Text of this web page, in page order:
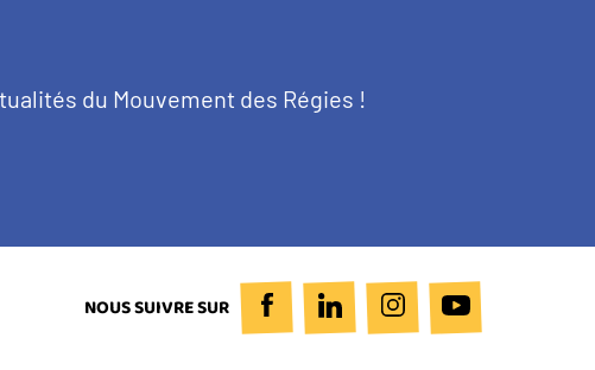
du Mouvement des Régies !
NOUS SUIVRE SUR